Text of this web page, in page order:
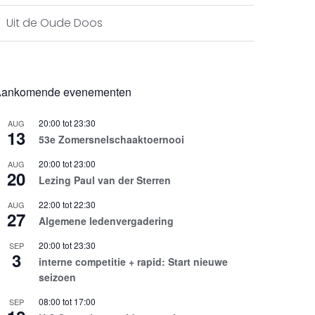
Uit de Oude Doos
evenementen
AUG
13
20:00 tot23:30
53e Zomersnelschaaktoernooi
AUG
20
20:00 tot23:00
Lezing Paul van der Sterren
AUG
27
22:00 tot22:30
Algemene ledenvergadering
SEP
3
20:00 tot23:30
interne competitie + rapid: Start nieuwe
seizoen
SEP 08:00 tot 17:00